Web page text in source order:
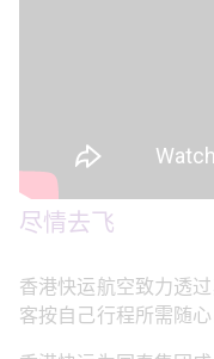
尽情去飞
香港快运航空致力透
客按自己行程所需随